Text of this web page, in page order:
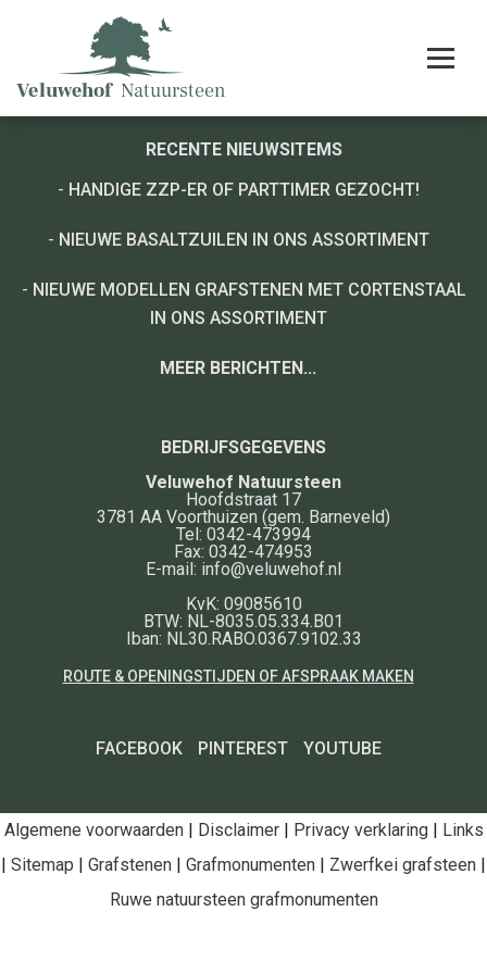
BEDRIJFSGEGEVENS
Veluwehof Natuursteen
Hoofdstraat 17
3781 AA Voorthuizen (gem. Barneveld)
Tel: 0342-473994
Fax: 0342-474953
E-mail: info@veluwehof.nl
KvK: 09085610
BTW: NL-8035.05.334.B01
Iban: NL30.RABO.0367.9102.33
ROUTE & OPENINGSTIJDEN OF AFSPRAAK MAKEN
RECENTE NIEUWSITEMS
- HANDIGE ZZP-ER OF PARTTIMER GEZOCHT!
- NIEUWE BASALTZUILEN IN ONS ASSORTIMENT
- NIEUWE MODELLEN GRAFSTENEN MET CORTENSTAAL
IN ONS ASSORTIMENT
MEER BERICHTEN...
FACEBOOK PINTEREST YOUTUBE
Algemene voorwaarden| Disclaimer| Privacy verklaring| Links
| Sitemap | Grafstenen | Grafmonumenten | Zwerfkei grafsteen |
Ruwe natuursteen grafmonumenten